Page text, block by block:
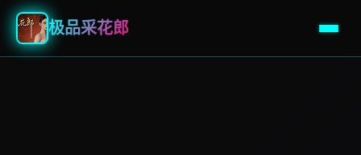
极品采花郎